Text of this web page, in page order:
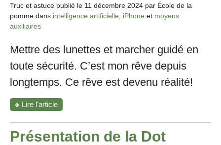
Truc et astuce publié le 11 décembre 2024 par École de la
pomme dans intelligence artificielle iPhone et moyens
auxiliaires
Mettre des lunettes et marcher guidé en
toute sécurité. C’est mon rêve depuis
longtemps. Ce rêve est devenu réalité!
Lire l'article"Les
lunettes
intelligentes
Ray-
Ban
Présentation de la Dot